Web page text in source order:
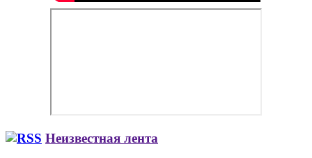
Неизвестная лента